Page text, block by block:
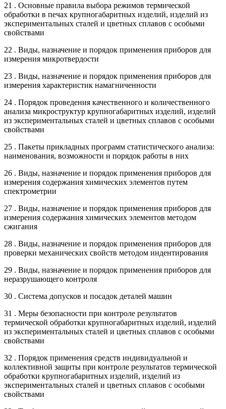
21 . Основные правила выбора режимов термической
обработки в печах крупногабаритных изделий, изделий из
экспериментальных сталей и цветных сплавов с особыми
свойствами
22 . Виды, назначение и порядок применения приборов для
измерения микротвердости
23 . Виды, назначение и порядок применения приборов для
измерения характеристик намагниченности
24 . Порядок проведения качественного и количественного
анализа микроструктур крупногабаритных изделий, изделий
из экспериментальных сталей и цветных сплавов с особыми
свойствами
25 . Пакеты прикладных программ статистического анализа:
наименования, возможности и порядок работы в них
26 . Виды, назначение и порядок применения приборов для
измерения содержания химических элементов путем
спектрометрии
27 . Виды, назначение и порядок применения приборов для
измерения содержания химических элементов методом
сжигания
28 . Виды, назначение и порядок применения приборов для
проверки механических свойств методом индентирования
29 . Виды, назначение и порядок применения приборов для
неразрушающего контроля
30 . Система допусков и посадок деталей машин
31 . Меры безопасности при контроле результатов
термической обработки крупногабаритных изделий, изделий
из экспериментальных сталей и цветных сплавов с особыми
свойствами
32 . Порядок применения средств индивидуальной и
коллективной защиты при контроле результатов термической
обработки крупногабаритных изделий, изделий из
экспериментальных сталей и цветных сплавов с особыми
свойствами